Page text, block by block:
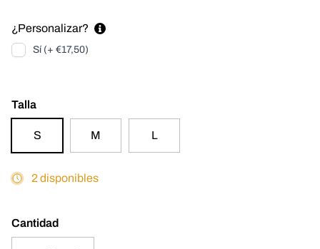
¿Personalizar?
Sí (+ €17,50)
Talla
S M L
2 disponibles
Cantidad